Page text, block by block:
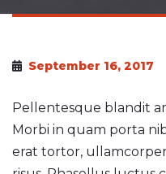
September 16, 2017
Pellentesque blandit
Morbi in quam porta
erat tortor,